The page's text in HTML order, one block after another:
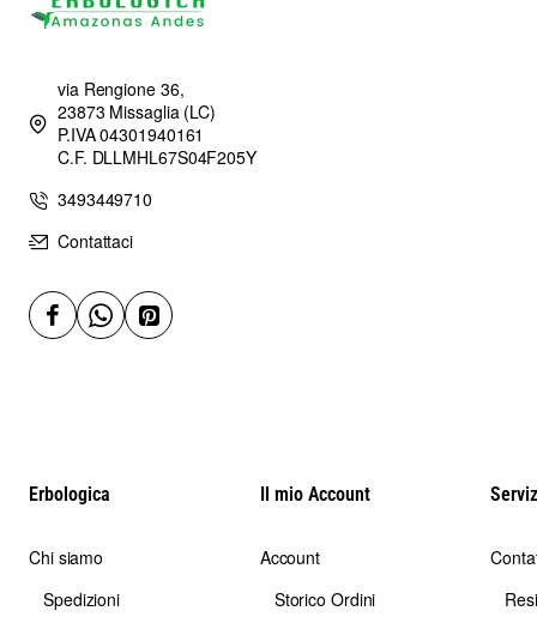
via Rengione 36,
23873 Missaglia (LC)
P.IVA 04301940161
C.F. DLLMHL67S04F205Y
3493449710
Contattaci
Erbologica
Chi siamo
Spedizioni
Il mio Account
Account
Storico Ordini